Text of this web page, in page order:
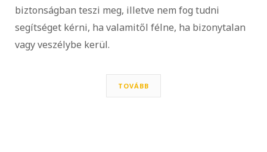
biztonságban teszi meg, illetve nem fog tudni
segítséget kérni, ha valamitől félne, ha bizonytalan
vagy veszélybe kerül.
TOVÁBB